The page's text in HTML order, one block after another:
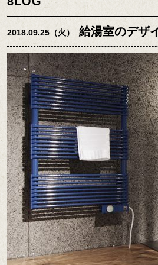
2018.09.25（火） 給湯室のデザ